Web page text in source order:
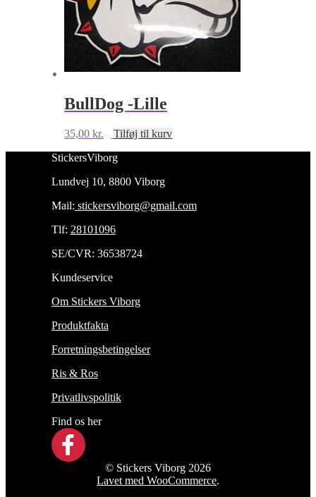
BullDog -Lille
35,00kr.
Tilføj til kurv
StickersViborg
Lundvej 10, 8800 Viborg
Mail: stickersviborg@gmail.com
Tlf: 28101096
SE/CVR: 36538724
Kundeservice
Om Stickers Viborg
Produktfakta
Forretningsbetingelser
Ris & Ros
Privatlivspolitik
Find os her
© Stickers Viborg 2026
Lavet med WooCommerce.